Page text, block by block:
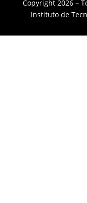
Copyright 2026 –
Instituto de